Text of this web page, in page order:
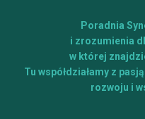
Poradnia
i zrozumienia
w której
Tu współdziałamy z
rozwoju i